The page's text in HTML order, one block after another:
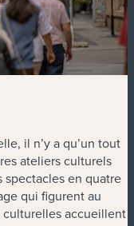
il n’y a qu’un tout
ateliers culturels
en quatre
qui figurent au
accueillent